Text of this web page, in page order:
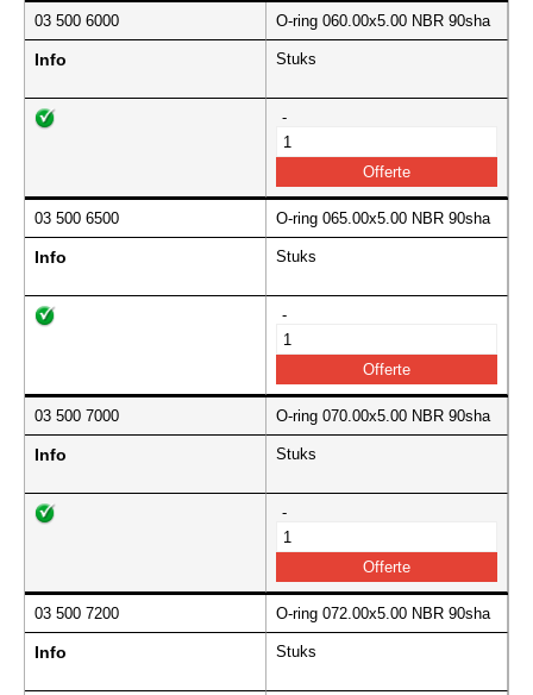
03 500 6000 O-ring 060.00x5.00 NBR 90sha
Info Stuks
-
03 500 6500 O-ring 065.00x5.00 NBR 90sha
Info Stuks
-
03 500 7000 O-ring 070.00x5.00 NBR 90sha
Info Stuks
-
03 500 7200 O-ring 072.00x5.00 NBR 90sha
Info Stuks